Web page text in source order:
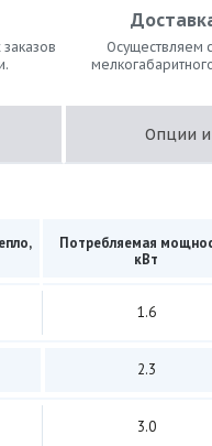
Осуществляем
Опции и
Потребляемая
кВт
1.6
2.3
3.0